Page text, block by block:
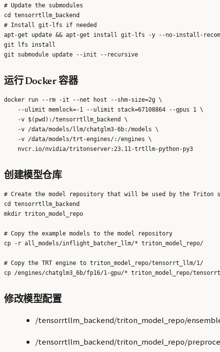
# Update the submodules
cd tensorrtllm_backend
# Install git-lfs if needed
apt-get update && apt-get install git-lfs -y --no-install-
git lfs install
运行 Docker 容器
docker run --rm -it --net host --shm-size=2g \
    --ulimit memlock=-1 --ulimit stack=67108864 --gpus 1 \
    -v $(pwd):/tensorrtllm_backend \
    -v /data/models/llm/chatglm3-6b:/models \
    -v /data/models/trt-engines/:/engines \
创建模型仓库
# Create the model repository that will be used by the Triton
cd tensorrtllm_backend
mkdir triton_model_repo
# Copy the example models to the model repository
cp -r all_models/inflight_batcher_llm/* triton_model_repo/
# Copy the TRT engine to triton_model_repo/tensorrt_llm/1/
修改模型配置
/tensorrtllm_backend/triton_model_repo/
/tensorrtllm_backend/triton_model_repo/